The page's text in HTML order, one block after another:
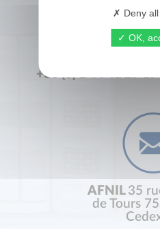
+33 (0) 1 44 41 29 19
AFNIL 35
de Tours
Deny
OK,